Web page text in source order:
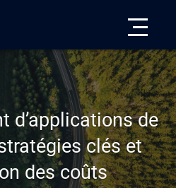
d’applications de
clés et
des coûts